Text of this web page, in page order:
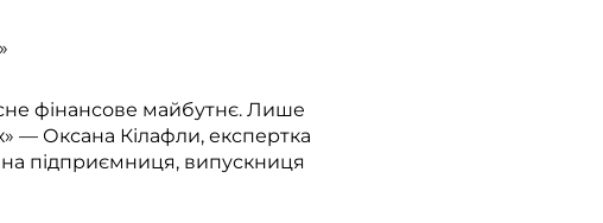
фінансове майбутнє. Лише
— Оксана Кілафли, експертка
підприємниця, випускниця